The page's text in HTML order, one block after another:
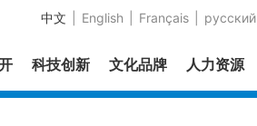
中文 English Français русский
科技创新 文化品牌 人力资源